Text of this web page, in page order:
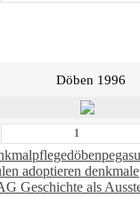
Döben 1996
döben
adoptieren denkmale
Geschichte als